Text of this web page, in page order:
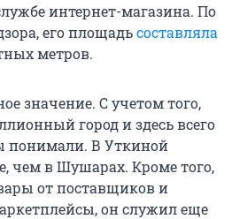
интернет-магазина. По
его площадьсоставляла
метров.
значение. С учетом того,
город и здесь всего
понимали. В Уткиной
чем в Шушарах. Кроме того,
от поставщиков и
он служил еще